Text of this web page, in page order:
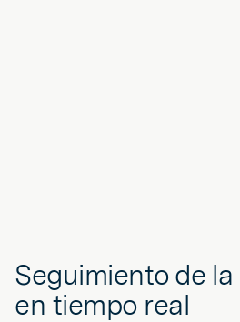
Seguimiento de
en tiempo real